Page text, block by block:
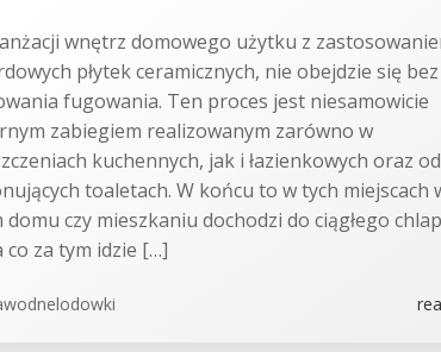
wnętrz domowego użytku z
płytek ceramicznych, nie obejdzie się bez
fugowania. Ten proces jest niesamowicie
zabiegiem realizowanym zarówno w
kuchennych, jak i łazienkowych oraz
toaletach. W końcu to w tych miejscach
domu czy mieszkaniu dochodzi do ciągłego
co za tym idzie […]